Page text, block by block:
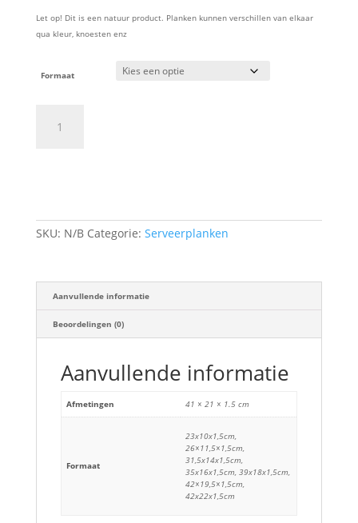
Let op! Dit is een natuur product. Planken kunnen verschillen van elkaar
qua kleur, knoesten enz
Formaat
SKU: N/B Categorie: Serveerplanken
Aanvullende informatie
Beoordelingen (0)
Aanvullende informatie
Afmetingen 41 × 21 × 1.5 cm
Formaat
23x10x1,5cm,
26×11,5×1,5cm,
31,5x14x1,5cm,
35x16x1,5cm, 39x18x1,5cm,
42×19,5×1,5cm,
42x22x1,5cm